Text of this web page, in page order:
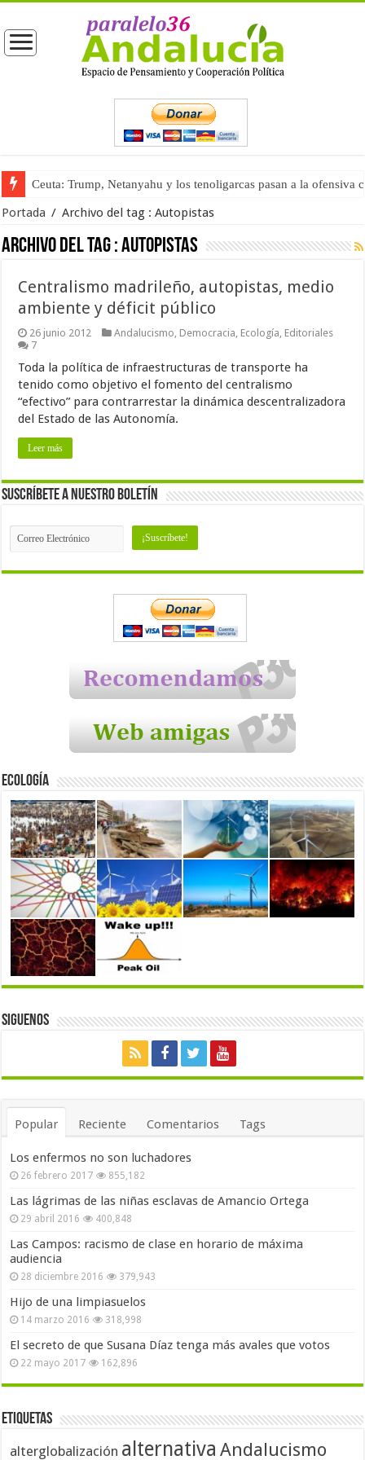
Ceuta: Trump, Netanyahu y los tenoligarcas pasan a la ofensiva
Portada / Archivo del tag :Autopistas
Archivo del tag :Autopistas
Centralismo madrileño, autopistas, medio
ambiente y déficit público
26 junio 2012 Andalucismo, Democracia, Ecología, Editoriales
7
Toda la política de infraestructuras de transporte ha
tenido como objetivo el fomento del centralismo
“efectivo” para contrarrestar la dinámica descentralizadora
del Estado de las Autonomía.
Leer más
Suscríbete a nuestro Boletín
Ecología
Siguenos
Popular Reciente Comentarios Tags
Los enfermos no son luchadores
26 febrero 2017 855,182
Las lágrimas de las niñas esclavas de Amancio Ortega
29 abril 2016 400,848
Las Campos: racismo de clase en horario de máxima
audiencia
28 diciembre 2016 379,943
Hijo de una limpiasuelos
14 marzo 2016 318,998
El secreto de que Susana Díaz tenga más avales que votos
22 mayo 2017 162,896
Etiquetas
alterglobalización alternativa Andalucismo